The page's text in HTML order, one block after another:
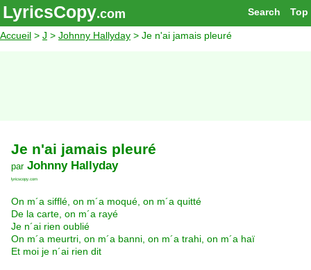
Top
Search
LyricsCopy.com
Accueil > J > Johnny Hallyday > Je n'ai jamais pleuré
Je n'ai jamais pleuré
par Johnny Hallyday
lyricscopy.com
On m´a sifflé, on m´a moqué, on m´a quitté
De la carte, on m´a rayé
Je n´ai rien oublié
On m´a meurtri, on m´a banni, on m´a trahi, on m´a haï
Et moi je n´ai rien dit